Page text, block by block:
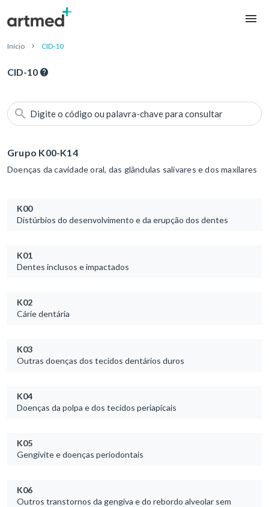
Início CID-10
CID-10
Digite o código ou palavra-chave para consultar
Grupo K00-K14
Doenças da cavidade oral, das glândulas salivares e dos maxilares
K00
Distúrbios do desenvolvimento e da erupção dos dentes
K01
Dentes inclusos e impactados
K02
Cárie dentária
K03
Outras doenças dos tecidos dentários duros
K04
Doenças da polpa e dos tecidos periapicais
K05
Gengivite e doenças periodontais
K06
Outros transtornos da gengiva e do rebordo alveolar sem